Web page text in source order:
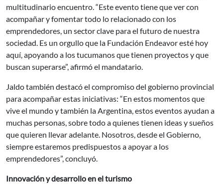
multitudinario encuentro. “Este evento tiene que ver con
acompañar y fomentar todo lo relacionado con los
emprendedores, un sector clave para el futuro de nuestra
sociedad. Es un orgullo que la Fundación Endeavor esté hoy
aquí, apoyando a los tucumanos que tienen proyectos y que
buscan superarse”, afirmó el mandatario.
Jaldo también destacó el compromiso del gobierno provincial
para acompañar estas iniciativas: “En estos momentos que
vive el mundo y también la Argentina, estos eventos ayudan a
muchas personas, sobre todo a quienes tienen ideas y sueños
que quieren llevar adelante. Nosotros, desde el Gobierno,
siempre estaremos predispuestos a apoyar a los
emprendedores”, concluyó.
Innovación y desarrollo en el turismo